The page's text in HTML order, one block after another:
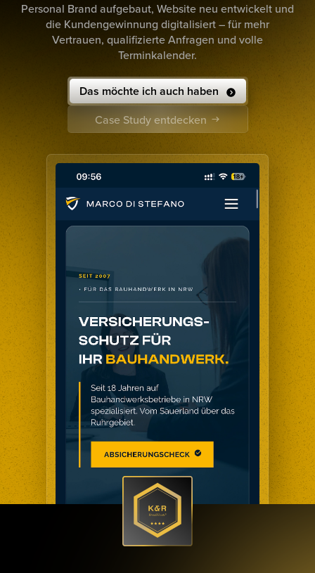
Personal Brand aufgebaut, Website neu entwickelt und
die Kundengewinnung digitalisiert – für mehr
Vertrauen, qualifizierte Anfragen und volle
Terminkalender.
Das möchte ich auch haben
Case Study entdecken